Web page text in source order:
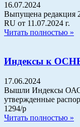
16.07.2024
Выпущена редакция
RU от 11.07.2024 г.
Читать полностью »
Индексы к
17.06.2024
Вышли Индексы ОАО
утвержденные
1294/р
Читать полностью »